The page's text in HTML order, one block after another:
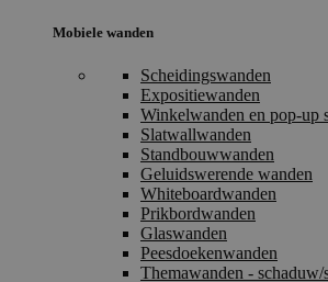
Mobiele wanden
Scheidingswanden
Expositiewanden
Winkelwanden en pop-up
Slatwallwanden
Standbouwwanden
Geluidswerende wanden
Whiteboardwanden
Prikbordwanden
Glaswanden
Peesdoekenwanden
Themawanden - schaduw/